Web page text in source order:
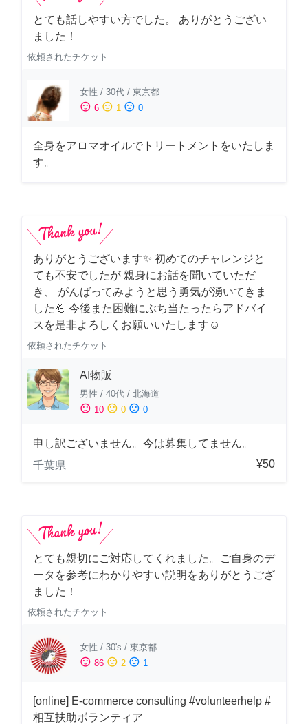
とても話しやすい方でした。 ありがとうござい
ました！
依頼されたチケット
女性 / 30代 / 東京都
sentiment_satisfied 6 sentiment_neutral 1 sentiment_dissatisfied 0
全身をアロマオイルでトリートメントをいたしま
す。
ありがとうございます✨ 初めてのチャレンジと
ても不安でしたが 親身にお話を聞いていただ
き、 がんばってみようと思う勇気が湧いてきま
した💪 今後また困難にぶち当たったらアドバイ
スを是非よろしくお願いいたします☺️
依頼されたチケット
AI物販
男性 / 40代 / 北海道
sentiment_satisfied 10 sentiment_neutral 0 sentiment_dissatisfied 0
申し訳ございません。今は募集してません。
千葉県
¥50
とても親切にご対応してくれました。ご自身のデ
ータを参考にわかりやすい説明をありがとうござ
ました！
依頼されたチケット
女性 / 30's / 東京都
sentiment_satisfied 86 sentiment_neutral 2 sentiment_dissatisfied 1
[online] E-commerce consulting #volunteerhelp #
相互扶助ボランティア